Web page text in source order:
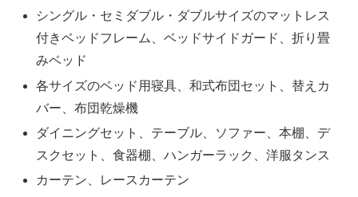
シングル・セミダブル・ダブルサイズのマットレス
付きベッドフレーム、ベッドサイドガード、折り畳
みベッド
各サイズのベッド用寝具、和式布団セット、替えカ
バー、布団乾燥機
ダイニングセット、テーブル、ソファー、本棚、デ
スクセット、食器棚、ハンガーラック、洋服タンス
カーテン、レースカーテン